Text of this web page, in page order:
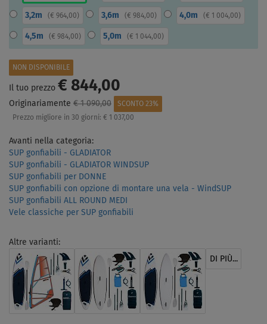
3,2m ( € 964,00) 3,6m (€ 984,00) 4,0m ( € 1 004,00)
4,5m ( € 984,00) 5,0m (€ 1 044,00)
NON DISPONIBILE
Il tuo prezzo € 844,00
Originariamente € 1 090,00
SCONTO 23%
Prezzo migliore in 30 giorni: € 1 037,00
Avanti nella categoria:
SUP gonfiabili - GLADIATOR
SUP gonfiabili - GLADIATOR WINDSUP
SUP gonfiabili per DONNE
SUP gonfiabili con opzione di montare una vela - WindSUP
SUP gonfiabili ALL ROUND MEDI
Vele classiche per SUP gonfiabili
Altre varianti:
DI PIÙ...